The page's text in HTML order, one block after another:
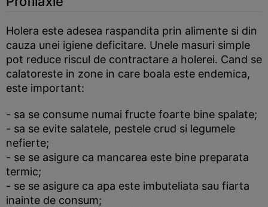
Holera este adesea raspandita prin alimente si din
cauza unei igiene deficitare. Unele masuri simple
pot reduce riscul de contractare a holerei. Cand se
calatoreste in zone in care boala este endemica,
este important:
- sa se consume numai fructe foarte bine spalate;
- sa se evite salatele, pestele crud si legumele
nefierte;
- se se asigure ca mancarea este bine preparata
termic;
- se se asigure ca apa este imbuteliata sau fiarta
inainte de consum;